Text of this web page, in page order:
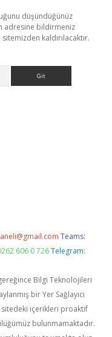
düşündüğünüz
adresine bildirmeniz
kaldırılacaktır.
Teams:
606 0 726 Telegram:
Bilgi Teknolojileri
bir Yer Sağlayıcı
içerikleri proaktif
bulunmamaktadır.